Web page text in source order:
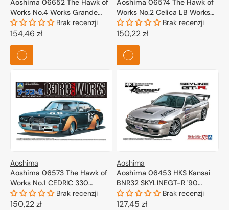
Aoshima 06652 The Hawk of
Works No.4 Works Grande
mark II 1/24
Brak recenzji
Cena
regularna
154,46 zł
Aoshima 06574 The Hawk of
Works No.2 Celica LB Works
1/24
Brak recenzji
Cena
regularna
150,22 zł
Aoshima
Aoshima 06573 The Hawk of
Works No.1 CEDRIC 330
WORKS 1/24 Brak recenzji
Cena
150,22 zł
Aoshima
Aoshima 06453 HKS Kansai
BNR32 SKYLINEGT-R '90
(NISSAN) 1/24 Brak recenzji
Cena
127,45 zł